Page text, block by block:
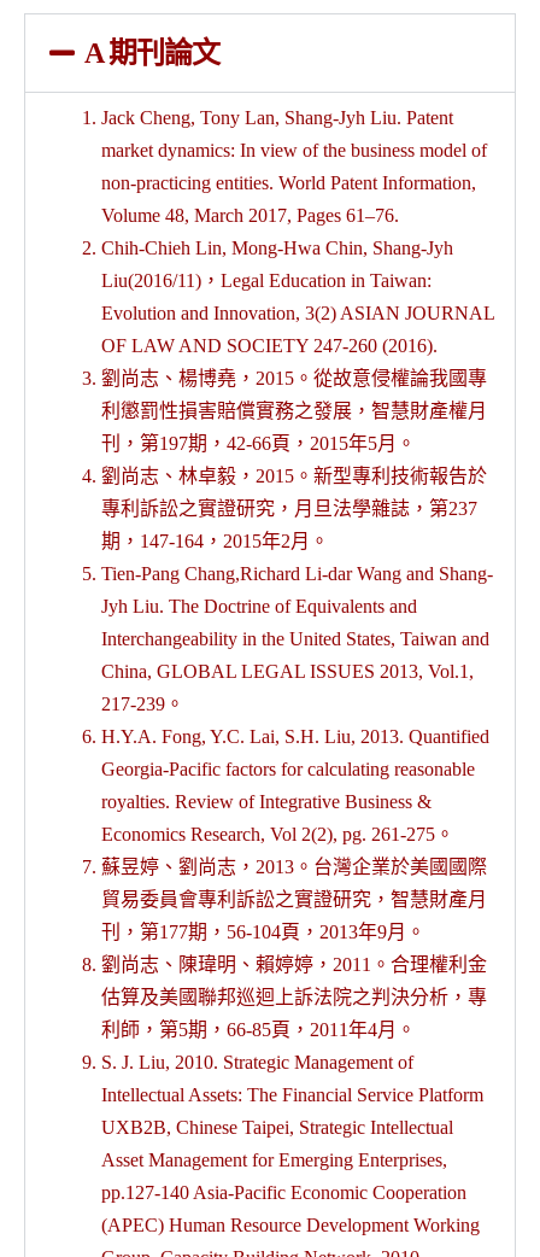
A 期刊論文
Jack Cheng, Tony Lan, Shang-Jyh Liu. Patent
market dynamics: In view of the business model of
non-practicing entities. World Patent Information,
Volume 48, March 2017, Pages 61–76.
Chih-Chieh Lin, Mong-Hwa Chin, Shang-Jyh
Liu(2016/11)，Legal Education in Taiwan:
Evolution and Innovation, 3(2) ASIAN JOURNAL
OF LAW AND SOCIETY 247-260 (2016).
劉尚志、楊博堯，2015。從故意侵權論我國專
利懲罰性損害賠償實務之發展，智慧財產權月
刊，第197期，42-66頁，2015年5月。
劉尚志、林卓毅，2015。新型專利技術報告於
專利訴訟之實證研究，月旦法學雜誌，第237
期，147-164，2015年2月。
Tien-Pang Chang,Richard Li-dar Wang and Shang-
Jyh Liu. The Doctrine of Equivalents and
Interchangeability in the United States, Taiwan and
China, GLOBAL LEGAL ISSUES 2013, Vol.1,
217-239。
H.Y.A. Fong, Y.C. Lai, S.H. Liu, 2013. Quantified
Georgia-Pacific factors for calculating reasonable
royalties. Review of Integrative Business &
Economics Research, Vol 2(2), pg. 261-275。
蘇昱婷、劉尚志，2013。台灣企業於美國國際
貿易委員會專利訴訟之實證研究，智慧財產月
刊，第177期，56-104頁，2013年9月。
劉尚志、陳瑋明、賴婷婷，2011。合理權利金
估算及美國聯邦巡迴上訴法院之判決分析，專
利師，第5期，66-85頁，2011年4月。
S. J. Liu, 2010. Strategic Management of
Intellectual Assets: The Financial Service Platform
UXB2B, Chinese Taipei, Strategic Intellectual
Asset Management for Emerging Enterprises,
pp.127-140 Asia-Pacific Economic Cooperation
(APEC) Human Resource Development Working